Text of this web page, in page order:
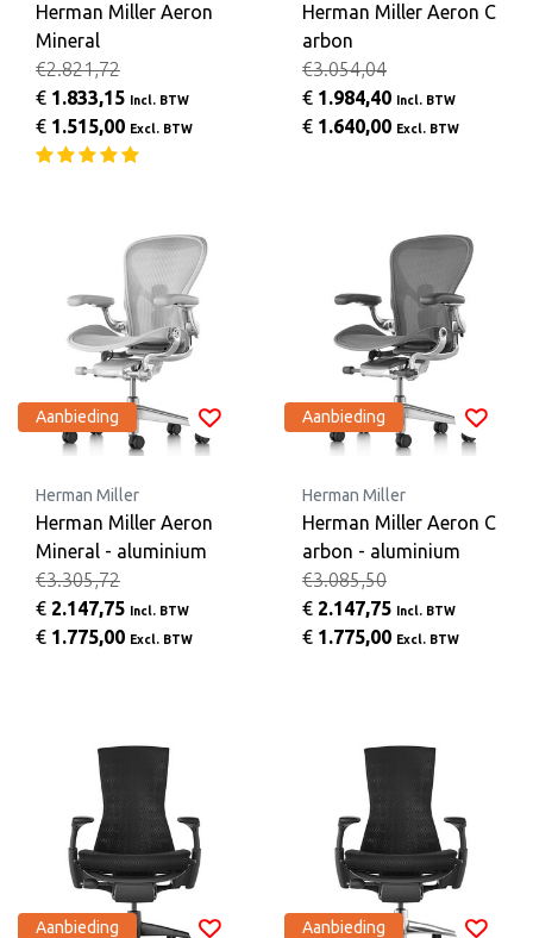
Herman Miller Aeron
Mineral
€2.821,72
€ 1.833,15 Incl. BTW
€ 1.515,00 Excl. BTW
Herman Miller Aeron C
arbon
€3.054,04
€ 1.984,40 Incl. BTW
€ 1.640,00 Excl. BTW
Aanbieding
Herman Miller
Herman Miller Aeron
Mineral - aluminium
€3.305,72
€ 2.147,75 Incl. BTW
€ 1.775,00 Excl. BTW
Aanbieding
Herman Miller
Herman Miller Aeron C
arbon - aluminium
€3.085,50
€ 2.147,75 Incl. BTW
€ 1.775,00 Excl. BTW
Aanbieding Aanbieding